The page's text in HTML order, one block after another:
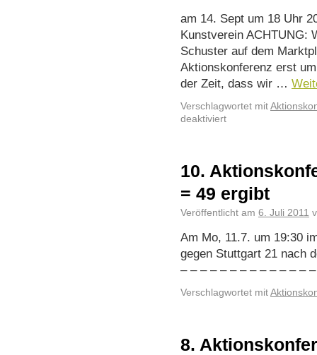
am 14. Sept um 18 Uhr
Kunstverein ACHTUNG:
Schuster auf dem
Aktionskonferenz erst
der Zeit, dass wir …
Verschlagwortet mit
deaktiviert
10.
= 49 ergibt
Veröffentlicht am 6. Juli 2011
Am Mo, 11.7. um 19:30
gegen Stuttgart 21 nach
– – – – – – – – – – – – –
Verschlagwortet mit
8.